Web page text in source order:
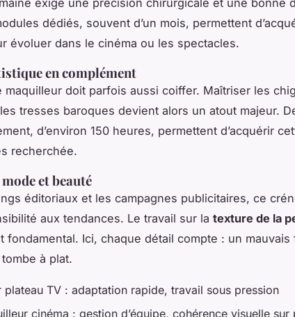
dédiés, souvent d’un mois, permettent
évoluer dans le cinéma ou les spectacles.
en complément
maquilleur doit parfois aussi coiffer. Maîtriser les
tresses baroques devient alors un atout majeur.
d’environ 150 heures, permettent d’acquérir
recherchée.
et beauté
éditoriaux et les campagnes publicitaires, ce
aux tendances. Le travail sur la texture de la
fondamental. Ici, chaque détail compte : un mauvais
à plat.
plateau TV : adaptation rapide, travail sous pression
cinéma : gestion d’équipe, cohérence visuelle sur